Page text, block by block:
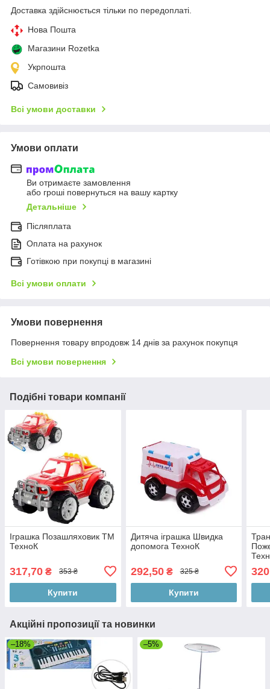
Доставка здійснюється тільки по передоплаті.
Нова Пошта
Магазини Rozetka
Укрпошта
Самовивіз
Всі умови доставки
Умови оплати
Ви отримаєте замовлення
або гроші повернуться на вашу картку
Детальніше
Післяплата
Оплата на рахунок
Готівкою при покупці в магазині
Всі умови оплати
Умови повернення
Повернення товару впродовж 14 днів за рахунок покупця
Всі умови повернення
Подібні товари компанії
Іграшка Позашляховик ТМ
ТехноК
317,70 ₴ 353 ₴
Купити
Дитяча іграшка Швидка
допомога ТехноК
292,50₴ 325 ₴
Купити
Акційні пропозиції та новинки
–18% –5%